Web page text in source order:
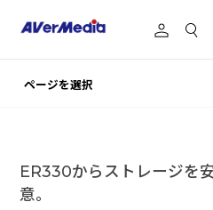
​ER330からストレージを
意。